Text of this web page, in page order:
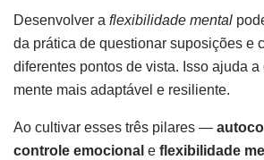
Desenvolver a flexibilidade mental
da prática de questionar suposições e
diferentes pontos de vista. Isso ajuda a
mente mais adaptável e resiliente.
Ao cultivar esses três pilares —
controle emocional e flexibilidade